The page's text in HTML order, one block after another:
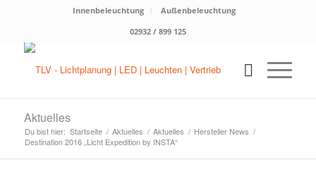
Innenbeleuchtung
Außenbeleuchtung
02932 / 899 125
Aktuelles
Du bist hier: Startseite / Aktuelles / Aktuelles / Hersteller News /
Destination 2016 „Licht Expedition by INSTA“